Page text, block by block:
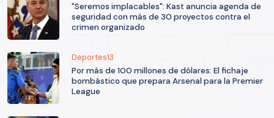
"Seremos implacables": Kast anuncia agenda de
seguridad con más de 30 proyectos contra el
crimen organizado
Deportes13
Por más de 100 millones de dólares: El fichaje
bombástico que prepara Arsenal para la Premier
League